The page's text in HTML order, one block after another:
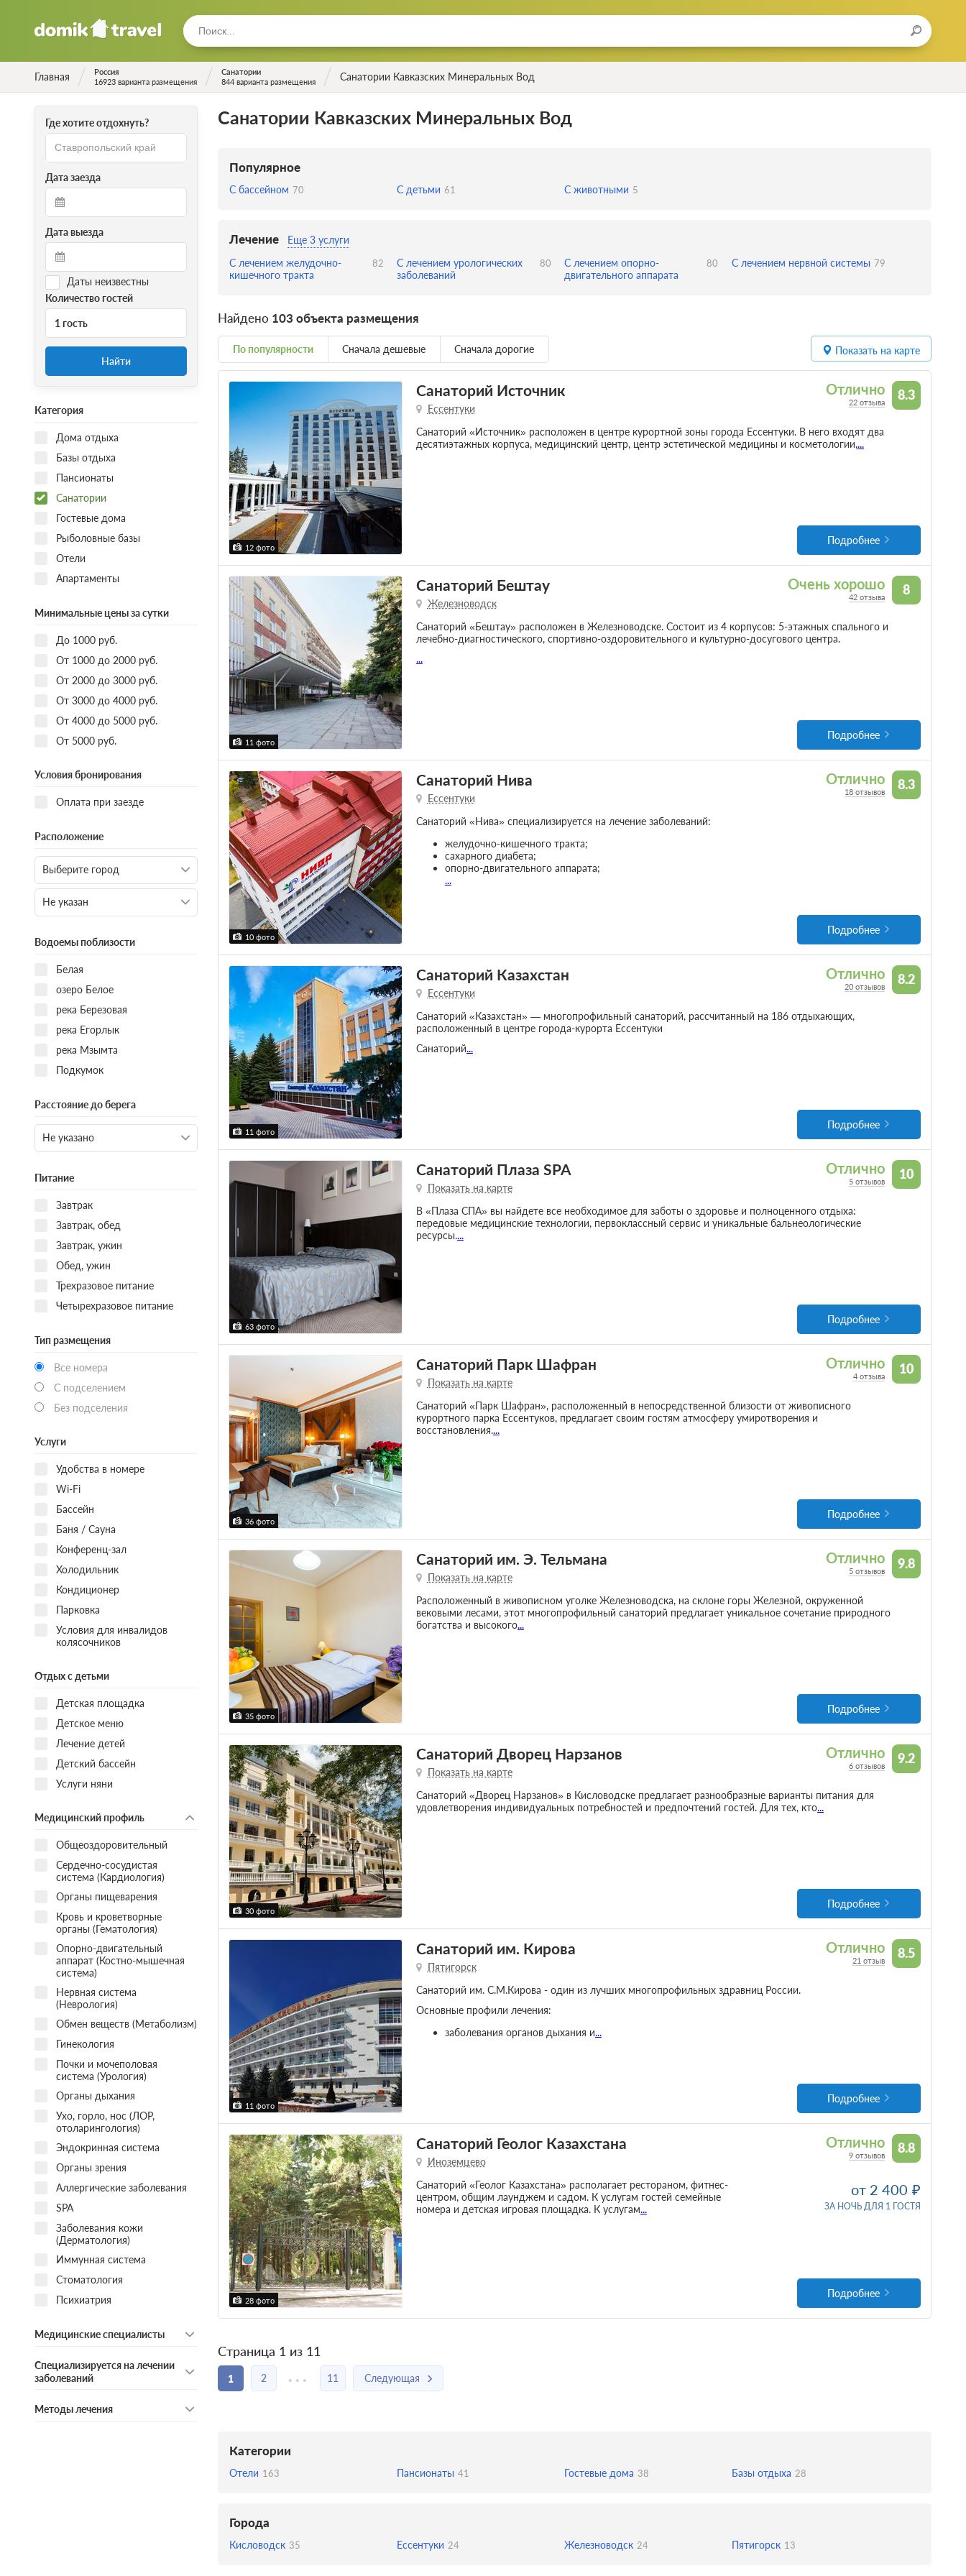
Главная
Россия
16923 варианта размещения
Санатории
844 варианта размещения
Санатории Кавказских Минеральных Вод
Где хотите отдохнуть?
Дата заезда
Дата выезда
Даты неизвестны
Количество гостей
1 гость
Найти
Категория
Дома отдыха
Базы отдыха
Пансионаты
Санатории
Гостевые дома
Рыболовные базы
Отели
Апартаменты
Минимальные цены за сутки
До 1000 руб.
От 1000 до 2000 руб.
От 2000 до 3000 руб.
От 3000 до 4000 руб.
От 4000 до 5000 руб.
От 5000 руб.
Условия бронирования
Оплата при заезде
Расположение
Водоемы поблизости
Белая
озеро Белое
река Березовая
река Егорлык
река Мзымта
Подкумок
Расстояние до берега
Питание
Завтрак
Завтрак, обед
Завтрак, ужин
Обед, ужин
Трехразовое питание
Четырехразовое питание
Тип размещения
Все номера
С подселением
Без подселения
Услуги
Удобства в номере
Wi-Fi
Бассейн
Баня / Сауна
Конференц-зал
Холодильник
Кондиционер
Парковка
Условия для инвалидов
колясочников
Отдых с детьми
Детская площадка
Детское меню
Лечение детей
Детский бассейн
Услуги няни
Медицинский профиль
Общеоздоровительный
Сердечно-сосудистая
система (Кардиология)
Органы пищеварения
Кровь и кроветворные
органы (Гематология)
Опорно-двигательный
аппарат (Костно-мышечная
система)
Нервная система
(Неврология)
Обмен веществ (Метаболизм)
Гинекология
Почки и мочеполовая
система (Урология)
Органы дыхания
Ухо, горло, нос (ЛОР,
отоларингология)
Эндокринная система
Органы зрения
Аллергические заболевания
SPA
Заболевания кожи
(Дерматология)
Иммунная система
Стоматология
Психиатрия
Медицинские специалисты
Специализируется на лечении
заболеваний
Методы лечения
Санатории Кавказских Минеральных Вод
Популярное
С бассейном 70 С детьми 61 С животными 5
Лечение
Еще 3 услуги
С лечением желудочно-
кишечного тракта
82
С лечением урологических
заболеваний
80
С лечением опорно-
двигательного аппарата
80 С лечением нервной системы 79
Найдено 103 объекта размещения
По популярности Сначала дешевые Сначала дорогие Показать на карте
12 фото
8.3
Отлично
22 отзыва
Санаторий Источник
Ессентуки
Санаторий «Источник» расположен в центре курортной зоны города Ессентуки. В него входят два
десятиэтажных корпуса, медицинский центр, центр эстетической медицины и косметологии,...
Подробнее
11 фото
8
Очень хорошо
42 отзыва
Санаторий Бештау
Железноводск
Санаторий «Бештау» расположен в Железноводске. Состоит из 4 корпусов: 5-этажных спального и
лечебно-диагностического, спортивно-оздоровительного и культурно-досугового центра.
...
Подробнее
10 фото
8.3
Отлично
18 отзывов
Санаторий Нива
Ессентуки
Санаторий «Нива» специализируется на лечение заболеваний:
желудочно-кишечного тракта;
сахарного диабета;
опорно-двигательного аппарата;
...
Подробнее
11 фото
8.2
Отлично
20 отзывов
Санаторий Казахстан
Ессентуки
Санаторий «Казахстан» — многопрофильный санаторий, рассчитанный на 186 отдыхающих,
расположенный в центре города-курорта Ессентуки
Санаторий...
Подробнее
63 фото
10
Отлично
5 отзывов
Санаторий Плаза SPA
Показать на карте
В «Плаза СПА» вы найдете все необходимое для заботы о здоровье и полноценного отдыха:
передовые медицинские технологии, первоклассный сервис и уникальные бальнеологические
ресурсы....
Подробнее
36 фото
10
Отлично
4 отзыва
Санаторий Парк Шафран
Показать на карте
Санаторий «Парк Шафран», расположенный в непосредственной близости от живописного
курортного парка Ессентуков, предлагает своим гостям атмосферу умиротворения и
восстановления....
Подробнее
35 фото
9.8
Отлично
5 отзывов
Санаторий им. Э. Тельмана
Показать на карте
Расположенный в живописном уголке Железноводска, на склоне горы Железной, окруженной
вековыми лесами, этот многопрофильный санаторий предлагает уникальное сочетание природного
богатства и высокого...
Подробнее
30 фото
9.2
Отлично
6 отзывов
Санаторий Дворец Нарзанов
Показать на карте
Санаторий «Дворец Нарзанов» в Кисловодске предлагает разнообразные варианты питания для
удовлетворения индивидуальных потребностей и предпочтений гостей. Для тех, кто...
Подробнее
11 фото
8.5
Отлично
21 отзыв
Санаторий им. Кирова
Пятигорск
Санаторий им. С.М.Кирова - один из лучших многопрофильных здравниц России.
Основные профили лечения:
заболевания органов дыхания и...
Подробнее
28 фото
8.8
Отлично
9 отзывов
Санаторий Геолог Казахстана
Иноземцево
Санаторий «Геолог Казахстана» располагает рестораном, фитнес-
центром, общим лаунджем и садом. К услугам гостей семейные
номера и детская игровая площадка. К услугам...
от 2 400
ЗА НОЧЬ ДЛЯ 1 ГОСТЯ
Подробнее
Страница 1 из 11
1 2 ... 11 Следующая
Категории
Отели 163 Пансионаты 41 Гостевые дома 38 Базы отдыха 28
Города
Кисловодск 35 Ессентуки 24 Железноводск 24 Пятигорск 13